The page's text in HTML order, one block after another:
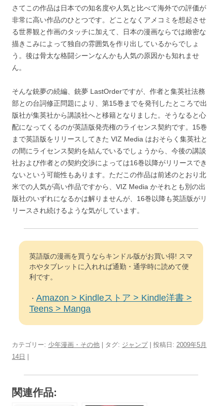
さてこの作品は日本での知名度や人気と比べて海外での評価が
非常に高い作品のひとつです。どことなくアメコミを想起させ
る世界観と作画のタッチに加えて、日本の漫画ならでは緻密な
描きこみによって独自の雰囲気を作り出しているからでしょ
う。後は骨太な格闘シーンなんかも人気の原因かも知れませ
ん。
そんな銃夢の続編、銃夢 LastOrderですが、作者と集英社法務
部との台詞修正問題により、第15巻までを発刊したところで出
版社が集英社から講談社へと移籍となりました。そうなると心
配になってくるのが英語版発売権のライセンス契約です。15巻
まで英語版をリリースしてきた VIZ Media はおそらく集英社と
の間にライセンス契約を結んでいるでしょうから、今後の講談
社および作者との契約交渉によっては16巻以降がリリースでき
ないという可能性もあります。ただこの作品は前述のとおり北
米での人気が高い作品ですから、VIZ Media かそれとも別の出
版社のいずれになるかは解りませんが、16巻以降も英語版がリ
リースされ続けるような気がしています。
英語版の漫画を買うならキンドル版がお買い得! スマ
ホやタブレットに入れれば通勤・通学時に読めて便
利です。
・ Amazon > Kindleストア > Kindle洋書 >
Teens > Manga
カテゴリー: 少年漫画・その他 | タグ: ジャンプ| 投稿日: 2009年5月
14日
関連作品: